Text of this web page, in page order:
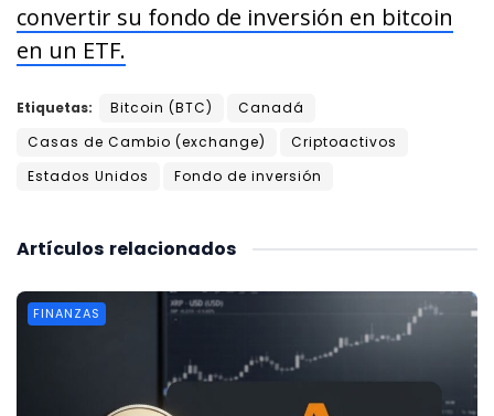
convertir su fondo de inversión en bitcoin
en un ETF.
Etiquetas: Bitcoin (BTC)
Canadá
Casas de Cambio (exchange)
Criptoactivos
Estados Unidos
Fondo de inversión
relacionados
Artículos
FINANZAS